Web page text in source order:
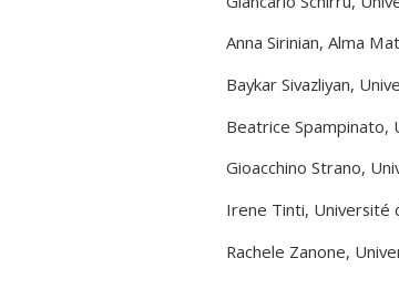
Anna Sirinian, Alma
Baykar Sivazliyan,
Beatrice Spampinato,
Gioacchino Strano,
Irene Tinti, Université
Rachele Zanone,